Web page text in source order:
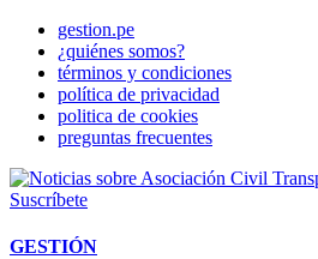
gestion.pe
¿quiénes somos?
términos y condiciones
política de privacidad
politica de cookies
preguntas frecuentes
Suscríbete
GESTIÓN